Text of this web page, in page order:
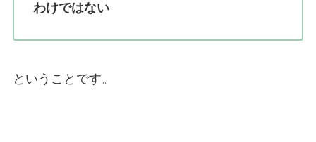
わけではない
ということです。